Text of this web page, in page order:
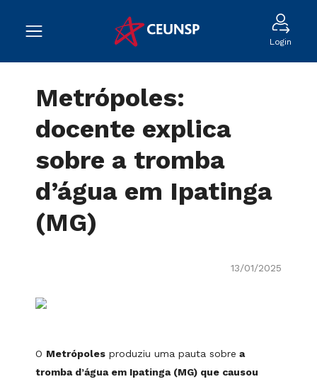
Login
Metrópoles:
docente explica
sobre a tromba
d’água em Ipatinga
(MG)
13/01/2025
O Metrópoles produziu uma pauta sobre a
tromba d’água em Ipatinga (MG) que causou